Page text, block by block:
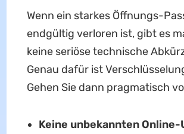
Wenn ein starkes Öffnungs-
endgültig verloren ist, gibt es
keine seriöse technische
Genau dafür ist
Gehen Sie dann pragmatisch
Keine unbekannten